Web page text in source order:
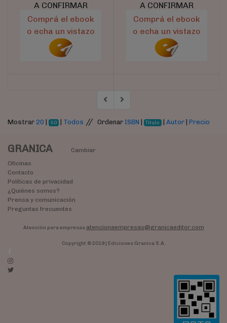
A CONFIRMAR
Comprá el ebook
o echa un vistazo
A CONFIRMAR
Comprá el ebook
o echa un vistazo
Mostrar 20 50 | Todos // Ordenar ISBN Título |Autor |Precio
GRANICA
Cambiar
Oficinas
Contacto
Políticas de privacidad
¿Quiénes somos?
Prensa y comunicación
Preguntas frecuentes
Atención para empresas atencionaempresas@granicaeditor.com
Copyright © 2019 | Ediciones Granica S.A.